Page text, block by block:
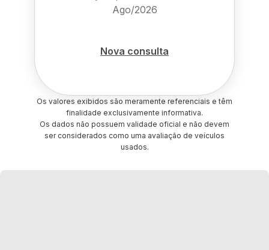
Ago/2026
Nova consulta
Os valores exibidos são meramente referenciais e têm
finalidade exclusivamente informativa.
Os dados não possuem validade oficial e não devem
ser considerados como uma avaliação de veículos
usados.